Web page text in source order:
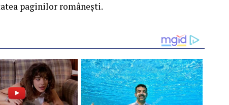
paginilor românești.